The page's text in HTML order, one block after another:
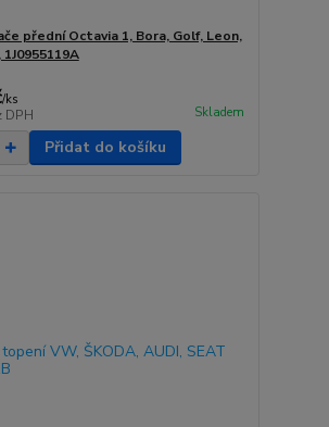
přední Octavia 1, Bora, Golf, Leon,
1J0955119A
/ks
DPH Skladem
Přidat do košíku